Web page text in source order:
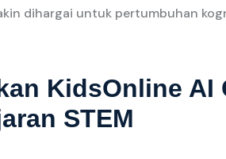
dihargai untuk pertumbuhan
KidsOnline AI
STEM